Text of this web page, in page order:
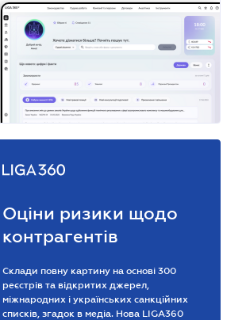
Оціни ризики щодо
контрагентів
Склади повну картину на основі 300
реєстрів та відкритих джерел,
міжнародних і українських санкційних
списків, згадок в медіа. Нова LIGA360